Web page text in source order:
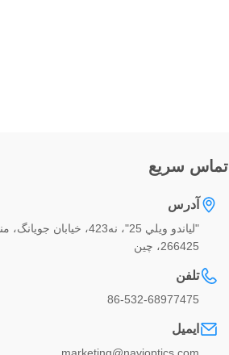
تماس سریع
آدرس
266425، چین
تلفن
86-532-68977475
ایمیل